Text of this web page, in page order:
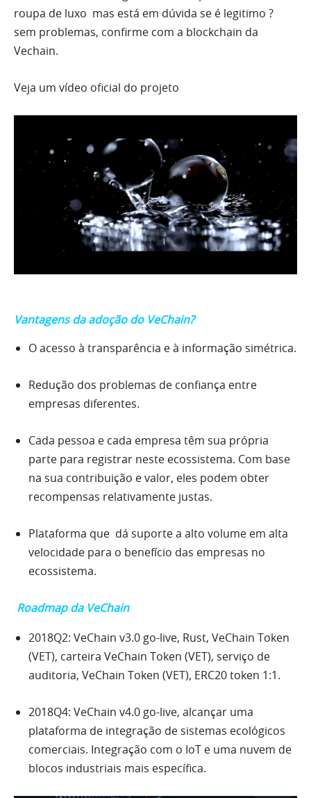
roupa de luxo mas está em dúvida se é legitimo ?
sem problemas, confirme com a blockchain da
Vechain.
Veja um vídeo oficial do projeto
Vantagens da adoção do VeChain?
O acesso à transparência e à informação simétrica.
Redução dos problemas de confiança entre
empresas diferentes.
Cada pessoa e cada empresa têm sua própria
parte para registrar neste ecossistema. Com base
na sua contribuição e valor, eles podem obter
recompensas relativamente justas.
Plataforma que dá suporte a alto volume em alta
velocidade para o benefício das empresas no
ecossistema.
Roadmap da VeChain
2018Q2: VeChain v3.0 go-live, Rust, VeChain Token
(VET), carteira VeChain Token (VET), serviço de
auditoria, VeChain Token (VET), ERC20 token 1:1.
2018Q4: VeChain v4.0 go-live, alcançar uma
plataforma de integração de sistemas ecológicos
comerciais. Integração com o IoT e uma nuvem de
blocos industriais mais específica.